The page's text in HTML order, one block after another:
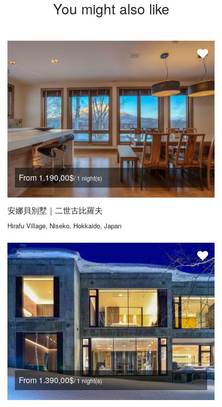
You might also like
From 1.190,00$/ 1 night(s)
安娜貝別墅｜二世古比羅夫
Hirafu Village, Niseko, Hokkaido, Japan
From 1.390,00$/ 1 night(s)